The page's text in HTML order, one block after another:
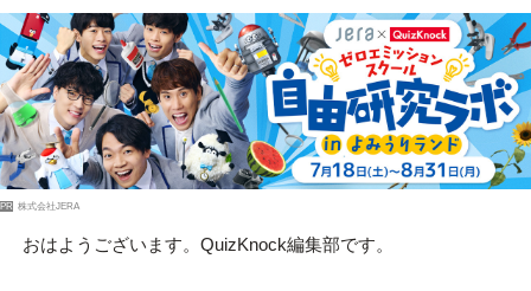
PR 株式会社JERA
おはようございます。QuizKnock編集部です。